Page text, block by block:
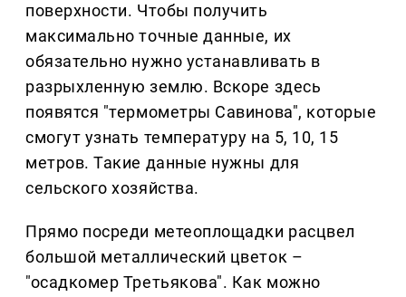
поверхности. Чтобы получить
максимально точные данные, их
обязательно нужно устанавливать в
разрыхленную землю. Вскоре здесь
появятся "термометры Савинова", которые
смогут узнать температуру на 5, 10, 15
метров. Такие данные нужны для
сельского хозяйства.
Прямо посреди метеоплощадки расцвел
большой металлический цветок –
"осадкомер Третьякова". Как можно